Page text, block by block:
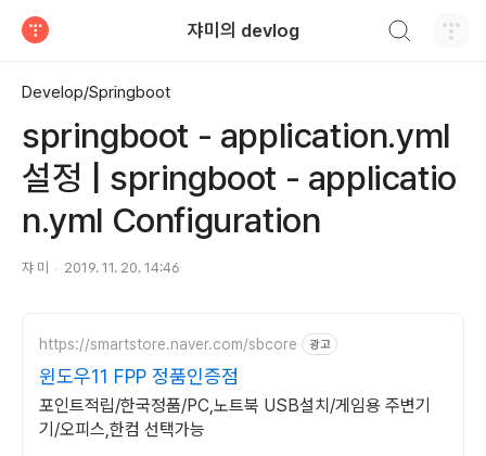
쟈미의 devlog
Develop/Springboot
springboot - application.yml
설정 | springboot - applicatio
n.yml Configuration
쟈 미 2019. 11. 20. 14:46
https://smartstore.naver.com/sbcore 광고
윈도우11 FPP 정품인증점
포인트적립/한국정품/PC,노트북 USB설치/게임용 주변기
기/오피스,한컴 선택가능